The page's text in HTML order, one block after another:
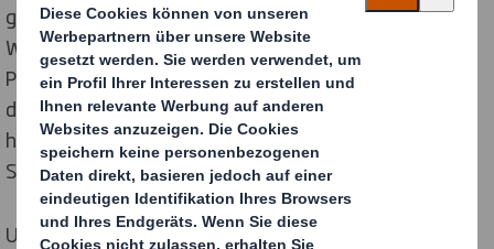
gehörte. Er war zuvor über 10 Jahre bei der
Wirtschaftsprüfungsgesellschaft
PricewaterhouseCoopers AG in Frankfurt tätig, wo er
die Strategy- und Operations-Sparte mit aufgebaut
hat und unter anderem Projekte in den Bereichen
Supply Chain, Einkauf, Qualität und Logistik umsetzte.
Uwe Väth, Managing Director bei DS Smith Packaging,